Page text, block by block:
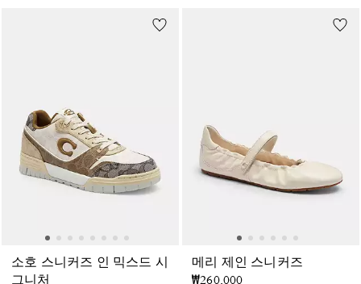
소호 스니커즈 인 믹스드 시
메리 제인 스니커즈